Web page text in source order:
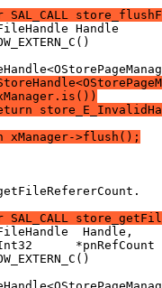
SAL_CALL
xManager->flush();
SAL_CALL